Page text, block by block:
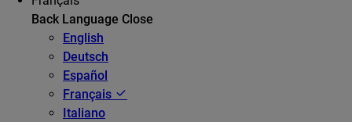
Back Language Close
English
Deutsch
Español
Français
Italiano